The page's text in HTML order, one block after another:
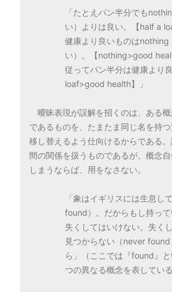
「たとえパン半分でも
い）よりは良い。【half a
健康より良いものはnothing
い）。【nothing>good
従ってパン半分は健康より
loaf>good health】」
曖昧表現が誤解を招くのは、ある
であるものを、たまたま同じ名を持
移し替えるよう仕向けるからである
間の関係を扱うものであるが、概念
しまうならば、用をなさない。
「象はイギリスには生息し
found）。だからもし持って
失くしてはいけない。失く
見つからない（never
ら」（ここでは『found』
つの異なる概念を表している